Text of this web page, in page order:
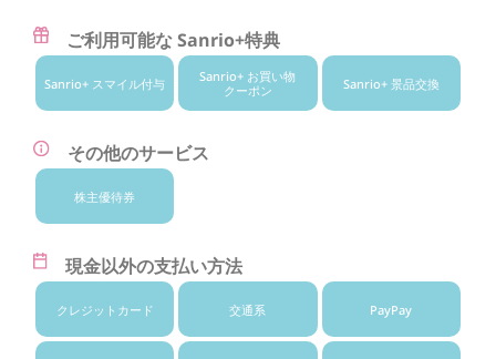
ご利用可能な Sanrio+特典
Sanrio+ スマイル付与
Sanrio+ お買い物
クーポン
Sanrio+ 景品交換
その他のサービス
株主優待券
現金以外の支払い方法
クレジット カード 交通系 PayPay